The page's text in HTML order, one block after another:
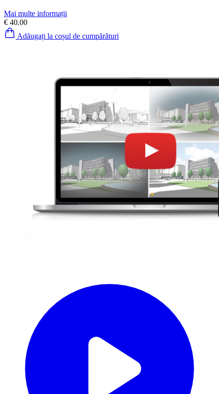
Mai multe informații
€ 40.00
Adăugați la coșul de cumpărături